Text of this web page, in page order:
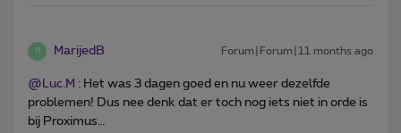
M MarijedB Forum|Forum|11 months ago
@Luc.M : Het was 3 dagen goed en nu weer dezelfde
problemen! Dus nee denk dat er toch nog iets niet in orde is
bij Proximus…